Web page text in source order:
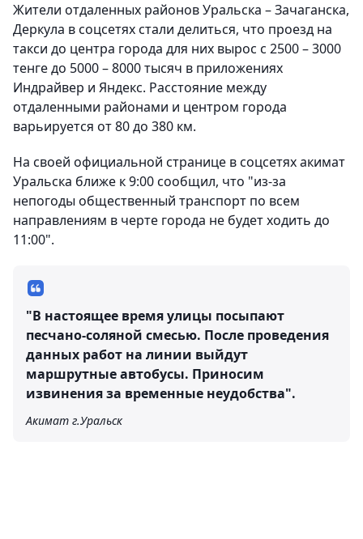
Жители отдаленных районов Уральска – Зачаганска,
Деркула в соцсетях стали делиться, что проезд на
такси до центра города для них вырос с 2500 – 3000
тенге до 5000 – 8000 тысяч в приложениях
Индрайвер и Яндекс. Расстояние между
отдаленными районами и центром города
варьируется от 80 до 380 км.
На своей официальной странице в соцсетях акимат
Уральска ближе к 9:00 сообщил, что "из-за
непогоды общественный транспорт по всем
направлениям в черте города не будет ходить до
11:00".
"В настоящее время улицы посыпают
песчано-соляной смесью. После проведения
данных работ на линии выйдут
маршрутные автобусы. Приносим
извинения за временные неудобства".
Акимат г.Уральск